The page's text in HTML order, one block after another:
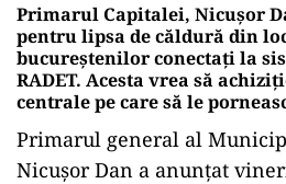
Primarul Capitalei, Nicușor
pentru lipsa de căldură din
bucureștenilor conectați la
RADET. Acesta vrea să
centrale pe care să le
Primarul general al
Nicușor Dan a anunțat